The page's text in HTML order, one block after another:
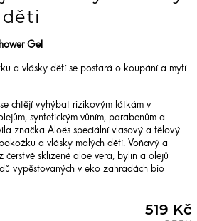
Gel
a vlásky dětí se postará o koupání a mytí
chtějí vyhýbat rizikovým látkám v
syntetickým vůním, parabenům a
značka Aloés speciální vlasový a tělový
a vlásky malých dětí. Voňavý a
sklizené aloe vera, bylin a olejů
vypěstovaných v eko zahradách bio
519 Kč